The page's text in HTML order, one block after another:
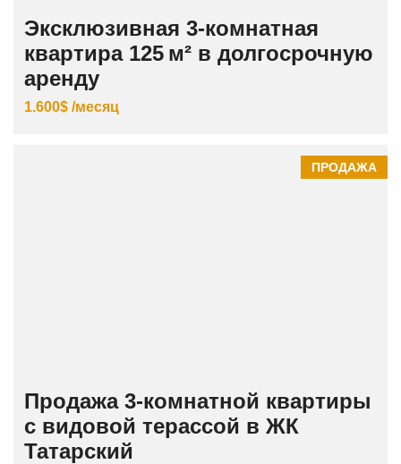
Эксклюзивная 3‑комнатная
квартира 125 м² в долгосрочную
аренду
1.600$ /месяц
ПРОДАЖА
Продажа 3‑комнатной квартиры
с видовой терассой в ЖК
Татарский